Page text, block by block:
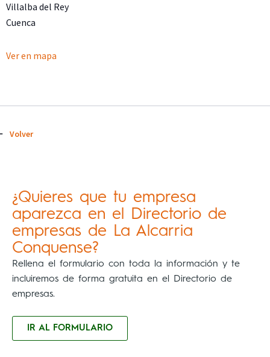
¿Quieres que tu empresa
aparezca en el Directorio de
empresas de La Alcarria
Conquense?
Rellena el formulario con toda la información y te
incluiremos de forma gratuita en el Directorio de
empresas.
IR AL FORMULARIO
Villalba del Rey
Cuenca
Ver en mapa
Volver